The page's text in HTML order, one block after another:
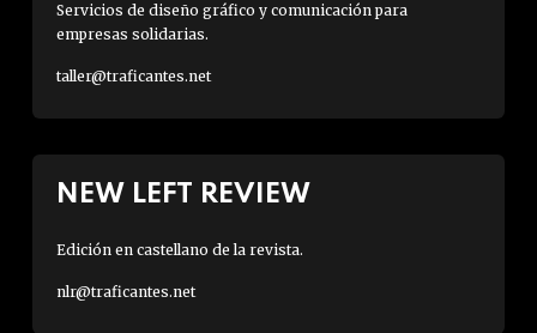
Servicios de diseño gráfico y comunicación para
empresas solidarias.
taller@traficantes.net
NEW LEFT REVIEW
Edición en castellano de la revista.
nlr@traficantes.net